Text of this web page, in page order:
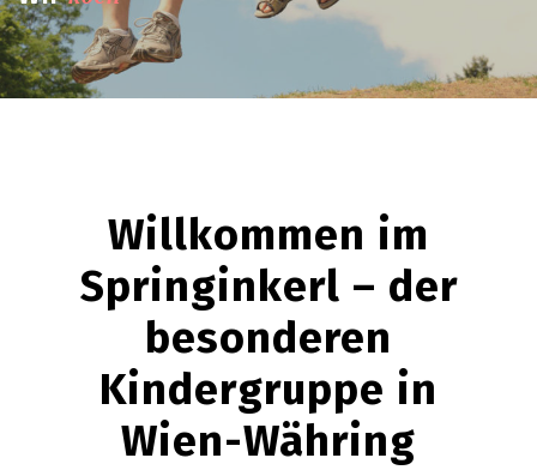
Willkommen im
Springinkerl – der
besonderen
Kindergruppe in
Wien-Währing